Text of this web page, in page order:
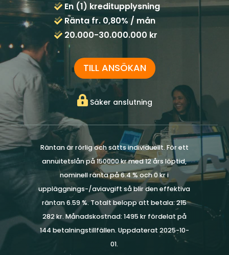
En (1) kreditupplysning
Ränta fr. 0,80% / mån
20.000-30.000.000 kr
TILL ANSÖKAN
Säker anslutning
Räntan är rörlig och sätts individuellt. För ett
annuitetslån på 150000 kr med 12 års löptid,
nominell ränta på 6.4 % och 0 kr i
uppläggnings-/aviavgift så blir den effektiva
räntan 6.59 %. Totalt belopp att betala: 215
282 kr. Månadskostnad: 1495 kr fördelat på
144 betalningstillfällen. Uppdaterat 2025-10-
01.